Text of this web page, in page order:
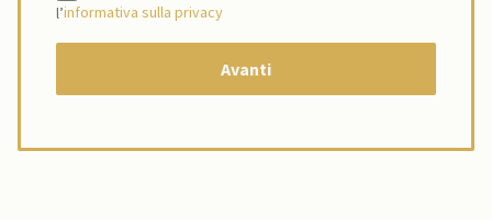
l’informativa sulla privacy